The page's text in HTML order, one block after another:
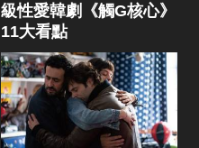
級性愛韓劇《觸G核心》
11大看點